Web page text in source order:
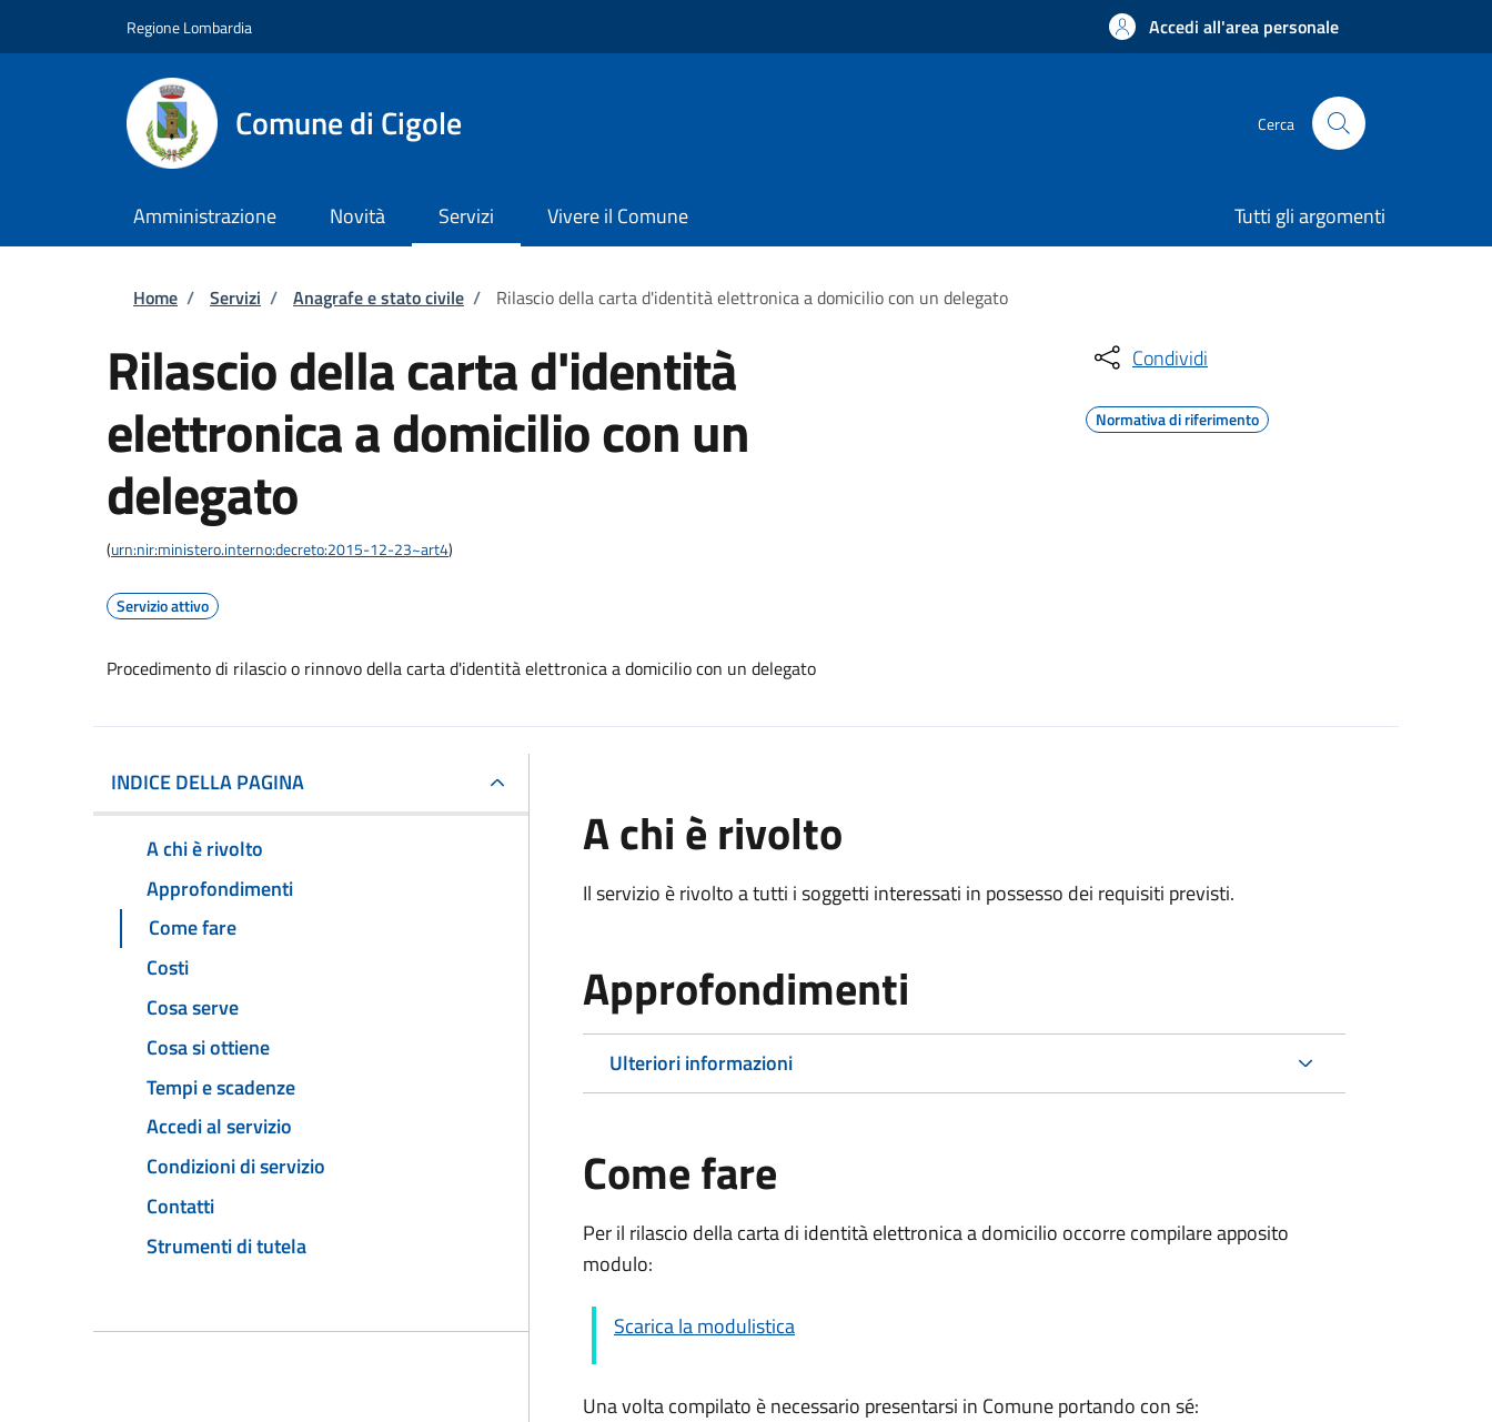
Regione Lombardia Accedi all'area personale
Comune di Cigole Cerca
Amministrazione Novità Servizi Vivere il Comune Tutti gli argomenti
Briciole di pane
Home / Servizi / Anagrafe e stato civile / Rilascio della carta d'identità elettronica a domicilio con un delegato
Rilascio della carta d'identità
elettronica a domicilio con un
delegato
(urn:nir:ministero.interno:decreto:2015-12-23~art4)
Servizio attivo
Procedimento di rilascio o rinnovo della carta d'identità elettronica a domicilio con un delegato
Condividi
Normativa di riferimento
INDICE DELLA PAGINA
A chi è rivolto
Approfondimenti
Come fare
Costi
Cosa serve
Cosa si ottiene
Tempi e scadenze
Accedi al servizio
Condizioni di servizio
Contatti
Strumenti di tutela
A chi è rivolto
Il servizio è rivolto a tutti i soggetti interessati in possesso dei requisiti previsti.
Approfondimenti
Ulteriori informazioni
Come fare
Per il rilascio della carta di identità elettronica a domicilio occorre compilare apposito
modulo:
Scarica la modulistica
Una volta compilato è necessario presentarsi in Comune portando con sé: